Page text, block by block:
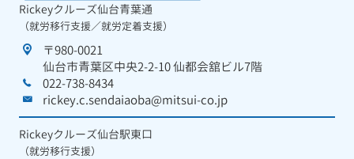
Rickeyクルーズ仙台青葉通
（就労移行支援／就労定着支援）
〒980-0021
仙台市青葉区中央2-2-10 仙都会舘ビル7階
022-738-8434
rickey.c.sendaiaoba@mitsui-co.jp
Rickeyクルーズ仙台駅東口
（就労移行支援）